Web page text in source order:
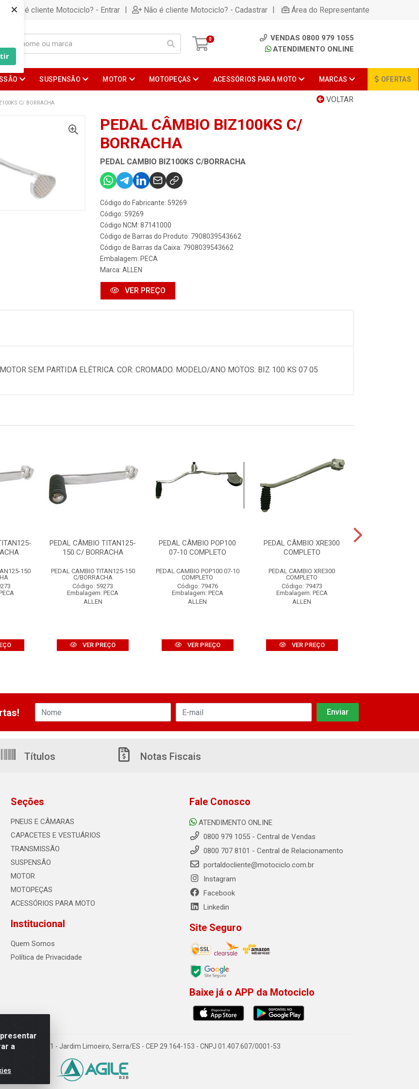
×Já é cliente Motociclo? - Entrar | Não é cliente Motociclo? - Cadastrar | Área do Representante
0
VENDAS 0800 979 1055
ATENDIMENTO ONLINE
SUSPENSÃO MOTOR MOTOPEÇAS ACESSÓRIOS PARA MOTO MARCAS OFERTAS
VOLTAR
C/ BORRACHA
PEDAL CÂMBIO BIZ100KS C/
BORRACHA
PEDAL CAMBIO BIZ100KS C/BORRACHA
Código do Fabricante: 59269
Código: 59269
Código NCM: 87141000
Código de Barras do Produto: 7908039543662
Código de Barras da Caixa: 7908039543662
Embalagem: PECA
Marca: ALLEN
VER PREÇO
SEM PARTIDA ELÉTRICA. COR: CROMADO. MODELO/ANO MOTOS: BIZ 100 KS 07 05
150
PEDAL CÂMBIO TITAN125-
150 C/ BORRACHA
PEDAL CAMBIO TITAN125-150
C/BORRACHA
Código: 59273
Embalagem: PECA
ALLEN
VER PREÇO
PEDAL CÂMBIO POP100
07-10 COMPLETO
PEDAL CAMBIO POP100 07-10
COMPLETO
Código: 79476
Embalagem: PECA
ALLEN
VER PREÇO
PEDAL CÂMBIO XRE300
COMPLETO
PEDAL CAMBIO XRE300
COMPLETO
Código: 79473
Embalagem: PECA
ALLEN
VER PREÇO
a
Títulos Notas Fiscais
Seções
PNEUS E CÂMARAS
CAPACETES E VESTUÁRIOS
TRANSMISSÃO
SUSPENSÃO
MOTOR
MOTOPEÇAS
ACESSÓRIOS PARA MOTO
Institucional
Quem Somos
Política de Privacidade
Fale Conosco
ATENDIMENTO ONLINE
0800 979 1055 - Central de Vendas
0800 707 8101 - Central de Relacionamento
portaldocliente@motociclo.com.br
Instagram
Facebook
Linkedin
Site Seguro
Baixe já o APP da Motociclo
dos Santos, 731 - Jardim Limoeiro, Serra/ES - CEP 29.164-153 - CNPJ 01.407.607/0001-53